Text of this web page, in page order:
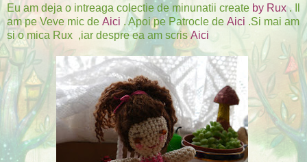
Eu am deja o intreaga colectie de minunatii create by Rux. Il
am pe Veve mic de Aici . Apoi pe Patrocle de Aici .Si mai am
si o mica Rux ,iar despre ea am scrisAici